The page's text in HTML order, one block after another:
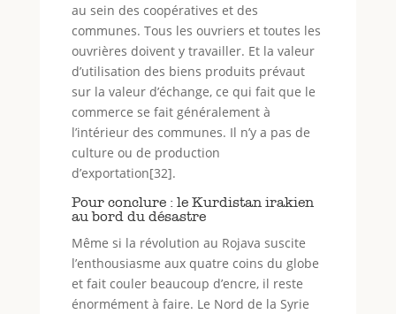
au sein des coopératives et des
communes. Tous les ouvriers et toutes les
ouvrières doivent y travailler. Et la valeur
d’utilisation des biens produits prévaut
sur la valeur d’échange, ce qui fait que le
commerce se fait généralement à
l’intérieur des communes. Il n’y a pas de
culture ou de production
d’exportation[32].
Pour conclure : le Kurdistan irakien
au bord du désastre
Même si la révolution au Rojava suscite
l’enthousiasme aux quatre coins du globe
et fait couler beaucoup d’encre, il reste
énormément à faire. Le Nord de la Syrie